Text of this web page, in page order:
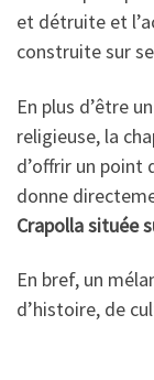
et détruite et
construite sur
En plus d’être
religieuse, la
d’offrir un point
donne
Crapolla située
En bref, un
d’histoire, de